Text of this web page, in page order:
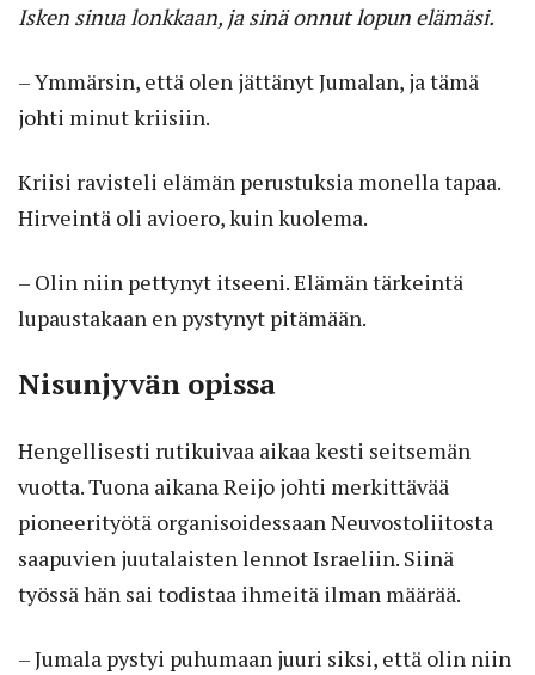
Isken sinua lonkkaan, ja sinä onnut lopun elämäsi.
– Ymmärsin, että olen jättänyt Jumalan, ja tämä
johti minut kriisiin.
Kriisi ravisteli elämän perustuksia monella tapaa.
Hirveintä oli avioero, kuin kuolema.
– Olin niin pettynyt itseeni. Elämän tärkeintä
lupaustakaan en pystynyt pitämään.
Nisunjyvän opissa
Hengellisesti rutikuivaa aikaa kesti seitsemän
vuotta. Tuona aikana Reijo johti merkittävää
pioneerityötä organisoidessaan Neuvostoliitosta
saapuvien juutalaisten lennot Israeliin. Siinä
työssä hän sai todistaa ihmeitä ilman määrää.
– Jumala pystyi puhumaan juuri siksi, että olin niin